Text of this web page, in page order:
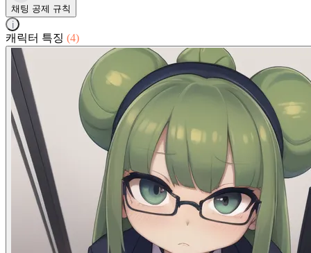
채팅 공제 규칙
i
캐릭터 특징 (4)